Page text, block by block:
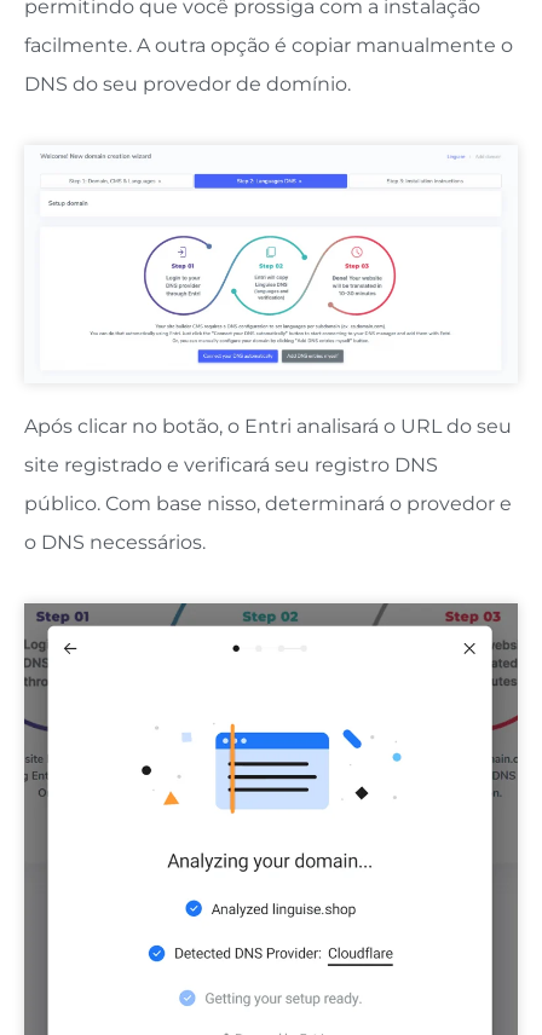
permitindo que você prossiga com a instalação
facilmente. A outra opção é copiar manualmente o
DNS do seu provedor de domínio.
Após clicar no botão, o Entri analisará o URL do seu
site registrado e verificará seu registro DNS
público. Com base nisso, determinará o provedor e
o DNS necessários.